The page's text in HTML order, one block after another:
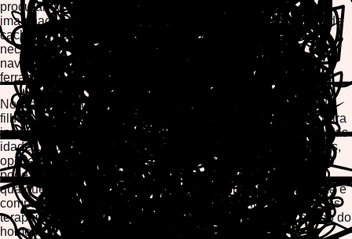
procurando relaxar após um longo dia ou despertar a
imaginação do seu filho, nossos jogos de colorir com tema de
cachorro oferecem o escape perfeito. Nenhum download
necessário—simplesmente jogue diretamente no seu
navegador e liberte seu talento artístico com nossas
ferramentas de colorir fáceis de usar.
Nossas páginas de colorir cachorro apresentam tudo, desde
filhotes adoráveis até raças majestosas, todas projetadas para
inspirar criatividade e trazer alegria para coloristas de todas as
idades. Com jogabilidade amigável para dispositivos móveis,
opções imprimíveis e ferramentas criativas avançadas, você
pode colorir seus cachorros favoritos a qualquer hora e em
qualquer lugar. Crie obras-primas, baixe sua arte ou imprima e
compartilhe com amigos e família. Experimente os benefícios
terapêuticos da coloração enquanto celebra o melhor amigo do
homem!